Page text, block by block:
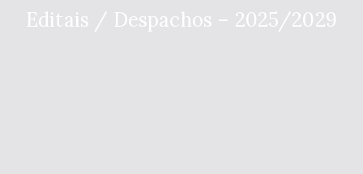
Editais / Despachos – 2025/2029